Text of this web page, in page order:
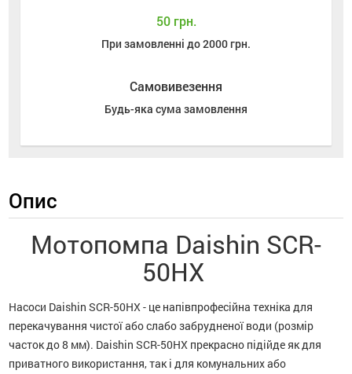
50 грн.
При замовленні до 2000 грн.
Самовивезення
Будь-яка сума замовлення
Опис
Мотопомпа Daishin SCR-
50HX
Насоси Daishin SCR-50HX - це напівпрофесійна техніка для
перекачування чистої або слабо забрудненої води (розмір
часток до 8 мм). Daishin SCR-50HX прекрасно підійде як для
приватного використання, так і для комунальних або